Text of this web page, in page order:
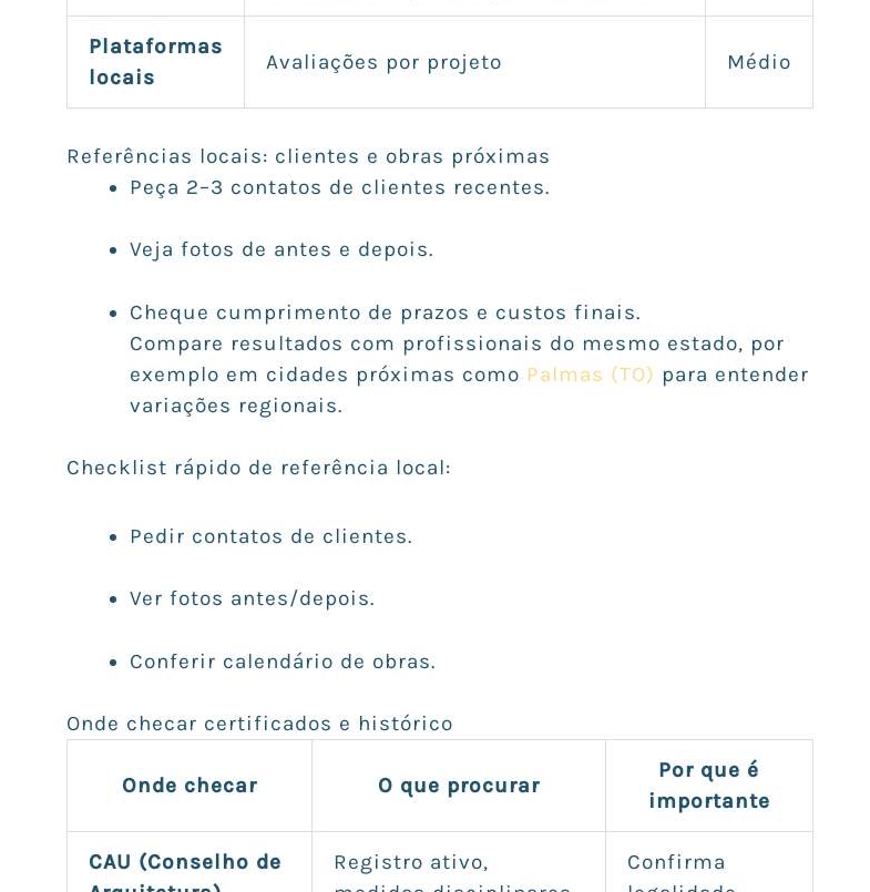
Plataformas
locais
Avaliações por projeto Médio
Referências locais: clientes e obras próximas
Peça 2–3 contatos de clientes recentes.
Veja fotos de antes e depois.
Cheque cumprimento de prazos e custos finais.
Compare resultados com profissionais do mesmo estado, por
exemplo em cidades próximas como Palmas (TO) para entender
variações regionais.
Checklist rápido de referência local:
Pedir contatos de clientes.
Ver fotos antes/depois.
Conferir calendário de obras.
Onde checar certificados e histórico
Onde checar O que procurar
Por que é
importante
CAU (Conselho de
Registro ativo,
Confirma